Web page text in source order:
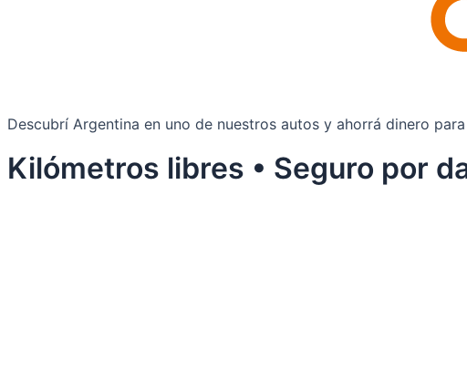
Descubrí Argentina en uno de nuestros autos y ahorrá dinero
Kilómetros libres • Seguro por